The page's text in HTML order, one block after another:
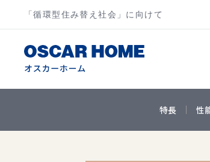
「循環型住み替え社会」に向けて
特長 性